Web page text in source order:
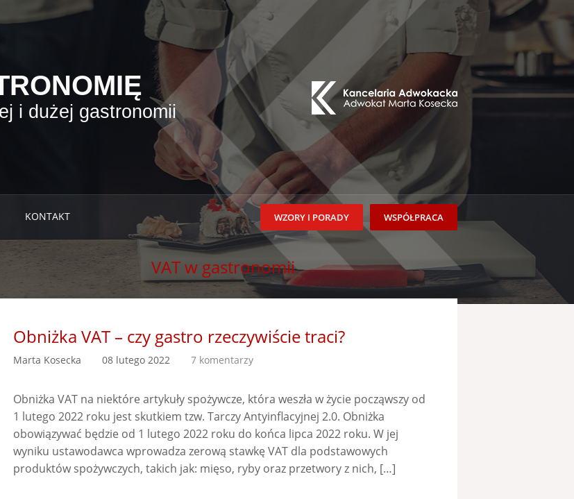
i dużej gastronomii
KONTAKT WSPÓŁPRACA
WZORY I PORADY
VAT w gastronomii
Obniżka VAT – czy gastro rzeczywiście traci?
Marta Kosecka 08 lutego 2022 7 komentarzy
Obniżka VAT na niektóre artykuły spożywcze, która weszła w życie począwszy od
1 lutego 2022 roku jest skutkiem tzw. Tarczy Antyinflacyjnej 2.0. Obniżka
obowiązywać będzie od 1 lutego 2022 roku do końca lipca 2022 roku. W jej
wyniku ustawodawca wprowadza zerową stawkę VAT dla podstawowych
produktów spożywczych, takich jak: mięso, ryby oraz przetwory z nich, […]